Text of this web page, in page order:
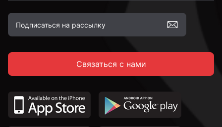
12 мм
18 мм
Связаться с нами